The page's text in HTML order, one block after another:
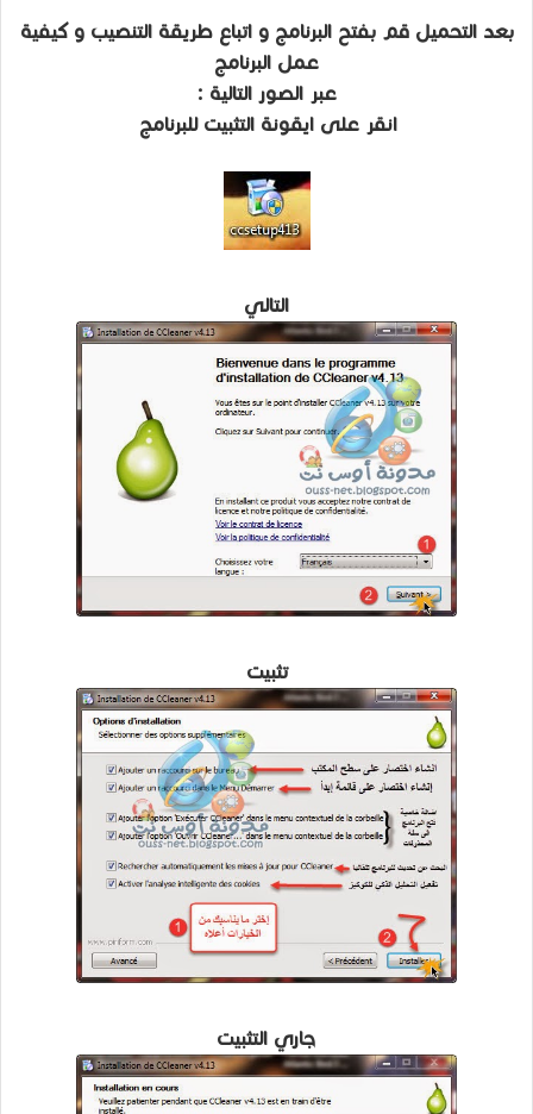
بعد التحميل قم بفتح البرنامج و اتباع طريقة التنصيب و كيفية
عمل البرنامج
عبر الصور التالية :
انقر على ايقونة التثبيت للبرنامج
التالي
تثبيت
جاري التثبيت